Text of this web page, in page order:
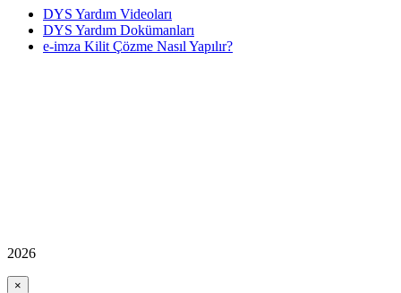
DYS Yardım Videoları
DYS Yardım Dokümanları
e-imza Kilit Çözme Nasıl Yapılır?
2026
×